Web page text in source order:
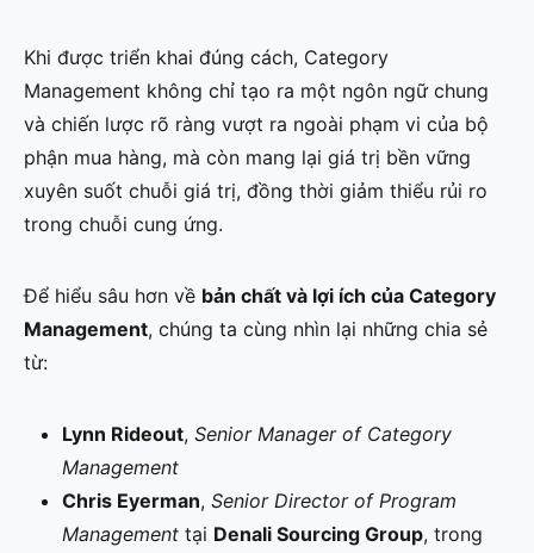
Khi được triển khai đúng cách, Category
Management không chỉ tạo ra một ngôn ngữ chung
và chiến lược rõ ràng vượt ra ngoài phạm vi của bộ
phận mua hàng, mà còn mang lại giá trị bền vững
xuyên suốt chuỗi giá trị, đồng thời giảm thiểu rủi ro
trong chuỗi cung ứng.
Để hiểu sâu hơn về bản chất và lợi ích của Category
Management, chúng ta cùng nhìn lại những chia sẻ
từ:
Lynn Rideout, Senior Manager of Category
Management
Chris Eyerman, Senior Director of Program
Management tại Denali Sourcing Group, trong